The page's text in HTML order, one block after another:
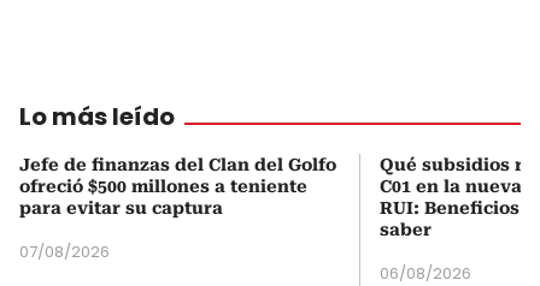
Lo más leído
Jefe de finanzas del Clan del Golfo
ofreció $500 millones a teniente
para evitar su captura
07/08/2026
Qué subsidios
C01 en la nueva
RUI: Beneficios
saber
06/08/2026